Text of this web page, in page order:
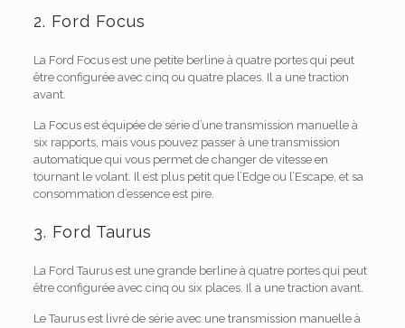
2. Ford Focus
La Ford Focus est une petite berline à quatre portes qui peut
être configurée avec cinq ou quatre places. Il a une traction
avant.
La Focus est équipée de série d’une transmission manuelle à
six rapports, mais vous pouvez passer à une transmission
automatique qui vous permet de changer de vitesse en
tournant le volant. Il est plus petit que l’Edge ou l’Escape, et sa
consommation d’essence est pire.
3. Ford Taurus
La Ford Taurus est une grande berline à quatre portes qui peut
être configurée avec cinq ou six places. Il a une traction avant.
Le Taurus est livré de série avec une transmission manuelle à